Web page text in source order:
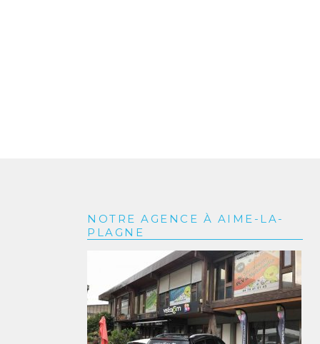
NOTRE AGENCE À AIME-LA-
PLAGNE